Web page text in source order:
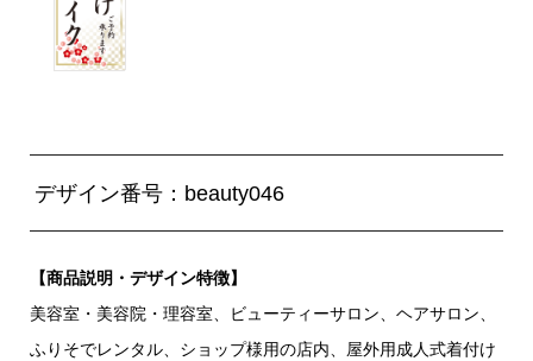
デザイン番号：beauty046
【商品説明・デザイン特徴】
美容室・美容院・理容室、ビューティーサロン、ヘアサロン、
ふりそでレンタル、ショップ様用の店内、屋外用成人式着付け